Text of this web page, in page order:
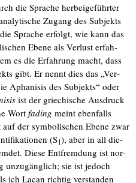
die Spra­che her­bei­ge­führ­ter
Zugang des Sub­jekts
Spra­che erfolgt, wie kann das
Ebe­ne als Ver­lust erfah­
es die Erfah­rung macht, dass
gibt. Er nennt dies das „Ver­
Apha­ni­sis des Sub­jekts“ oder
ist der grie­chi­sche Aus­druck
Wort fading meint eben­falls
der sym­bo­li­schen Ebe­ne zwar
(S1), aber in all die­
Die­se Ent­frem­dung ist nor­
unzu­gäng­lich; sie ist jedoch
ich Lacan rich­tig ver­stan­den